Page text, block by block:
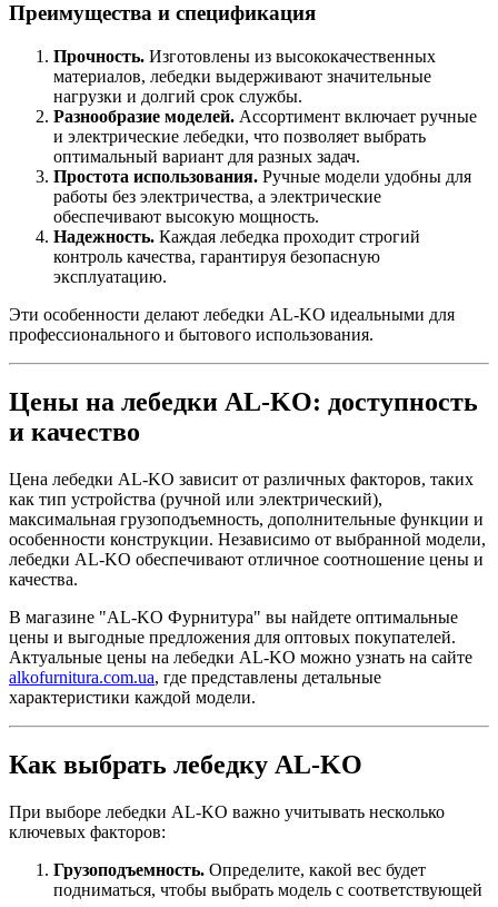
Преимущества и спецификация
Прочность. Изготовлены из высококачественных
материалов, лебедки выдерживают значительные
нагрузки и долгий срок службы.
Разнообразие моделей. Ассортимент включает ручные
и электрические лебедки, что позволяет выбрать
оптимальный вариант для разных задач.
Простота использования. Ручные модели удобны для
работы без электричества, а электрические
обеспечивают высокую мощность.
Надежность. Каждая лебедка проходит строгий
контроль качества, гарантируя безопасную
эксплуатацию.
Эти особенности делают лебедки AL-KO идеальными для
профессионального и бытового использования.
Цены на лебедки AL-KO: доступность
и качество
Цена лебедки AL-KO зависит от различных факторов, таких
как тип устройства (ручной или электрический),
максимальная грузоподъемность, дополнительные функции и
особенности конструкции. Независимо от выбранной модели,
лебедки AL-KO обеспечивают отличное соотношение цены и
качества.
В магазине "AL-KO Фурнитура" вы найдете оптимальные
цены и выгодные предложения для оптовых покупателей.
Актуальные цены на лебедки AL-KO можно узнать на сайте
alkofurnitura.com.ua, где представлены детальные
характеристики каждой модели.
Как выбрать лебедку AL-KO
При выборе лебедки AL-KO важно учитывать несколько
ключевых факторов:
Грузоподъемность. Определите, какой вес будет
подниматься, чтобы выбрать модель с соответствующей